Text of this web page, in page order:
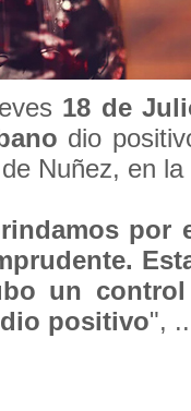
18 de
dio
Nuñez, en la
por
un
positivo",